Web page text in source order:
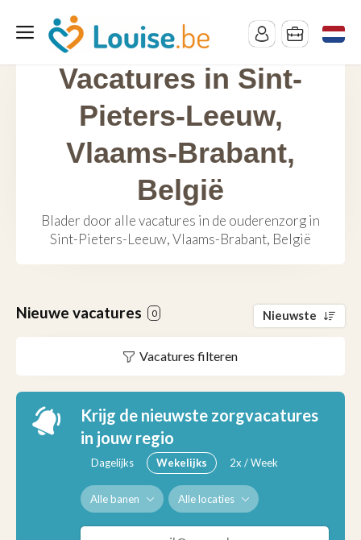
Vacatures in Sint-
Pieters-Leeuw,
Vlaams-Brabant,
België
Blader door alle vacatures in de ouderenzorg in
Sint-Pieters-Leeuw, Vlaams-Brabant, België
Nieuwe vacatures 0 Nieuwste
Vacatures filteren
Krijg de nieuwste zorgvacatures
in jouw regio
Dagelijks Wekelijks 2x / Week
Alle banen Alle locaties